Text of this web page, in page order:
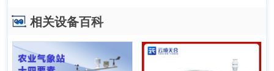
相关设备百科